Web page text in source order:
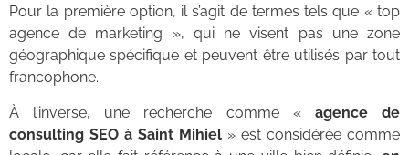
Pour la première option, il s’agit de termes tels que « top
agence de marketing », qui ne visent pas une zone
géographique spécifique et peuvent être utilisés par tout
francophone.
À l’inverse, une recherche comme « agence de
consulting SEO à Saint Mihiel » est considérée comme